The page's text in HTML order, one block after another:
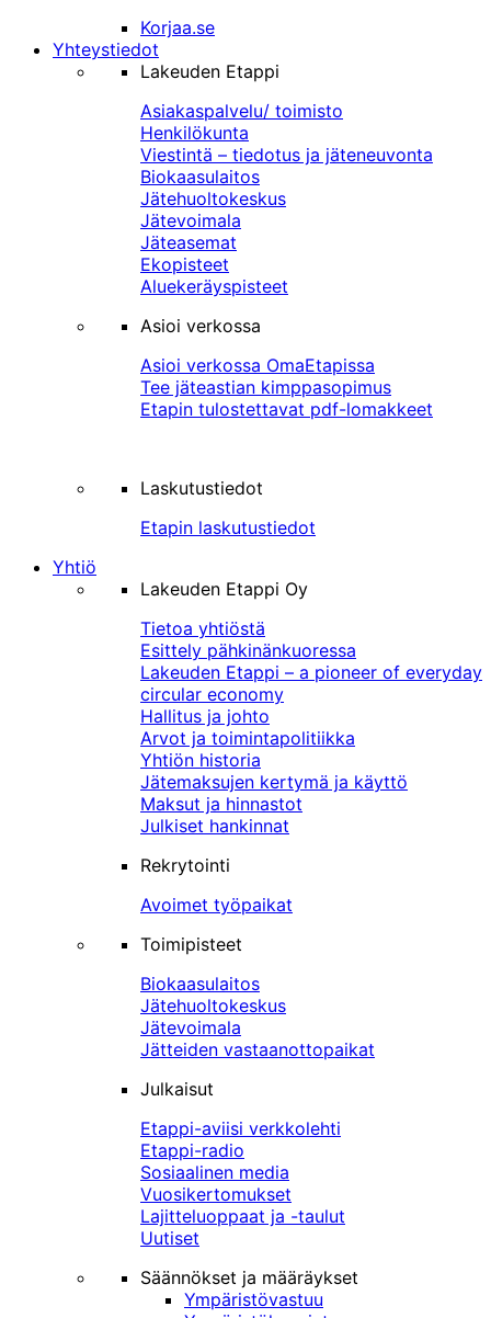
Korjaa.se
Yhteystiedot
Lakeuden Etappi
Asiakaspalvelu/ toimisto
Henkilökunta
Viestintä – tiedotus ja jäteneuvonta
Biokaasulaitos
Jätehuoltokeskus
Jätevoimala
Jäteasemat
Ekopisteet
Aluekeräyspisteet
Asioi verkossa
Asioi verkossa OmaEtapissa
Tee jäteastian kimppasopimus
Etapin tulostettavat pdf-lomakkeet
Laskutustiedot
Etapin laskutustiedot
Yhtiö
Lakeuden Etappi Oy
Tietoa yhtiöstä
Esittely pähkinänkuoressa
Lakeuden Etappi – a pioneer of everyday
circular economy
Hallitus ja johto
Arvot ja toimintapolitiikka
Yhtiön historia
Jätemaksujen kertymä ja käyttö
Maksut ja hinnastot
Julkiset hankinnat
Rekrytointi
Avoimet työpaikat
Toimipisteet
Biokaasulaitos
Jätehuoltokeskus
Jätevoimala
Jätteiden vastaanottopaikat
Julkaisut
Etappi-aviisi verkkolehti
Etappi-radio
Sosiaalinen media
Vuosikertomukset
Lajitteluoppaat ja -taulut
Uutiset
Säännökset ja määräykset
Ympäristövastuu